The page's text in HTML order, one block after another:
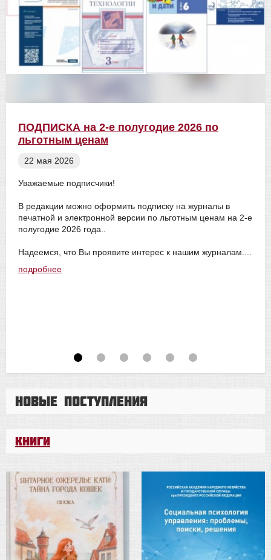
ПОДПИСКА на 2-е полугодие 2026 по
льготным ценам
22 мая 2026
Уважаемые подписчики!
В редакции можно оформить подписку на журналы в
печатной и электронной версии по льготным ценам на 2-е
полугодие 2026 года..
Надеемся, что Вы проявите интерес к нашим журналам....
подробнее
Новые поступления
Книги